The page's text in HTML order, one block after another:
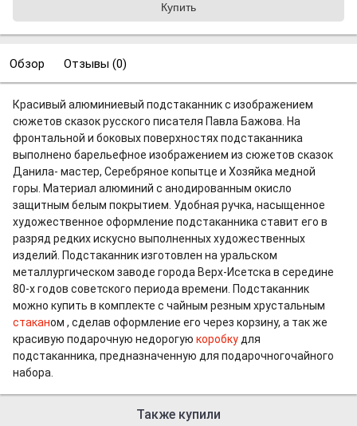
Обзор Отзывы (0)
Красивый алюминиевый подстаканник с изображением
сюжетов сказок русского писателя Павла Бажова. На
фронтальной и боковых поверхностях подстаканника
выполнено барельефное изображением из сюжетов сказок
Данила- мастер, Серебряное копытце и Хозяйка медной
горы. Материал алюминий с анодированным окисло
защитным белым покрытием. Удобная ручка, насыщенное
художественное оформление подстаканника ставит его в
разряд редких искусно выполненных художественных
изделий. Подстаканник изготовлен на уральском
металлургическом заводе города Верх-Исетска в середине
80-х годов советского периода времени. Подстаканник
можно купить в комплекте с чайным резным хрустальным
стаканом , сделав оформление его через корзину, а так же
красивую подарочную недорогую коробку для
подстаканника, предназначенную для подарочногочайного
набора.
Также купили